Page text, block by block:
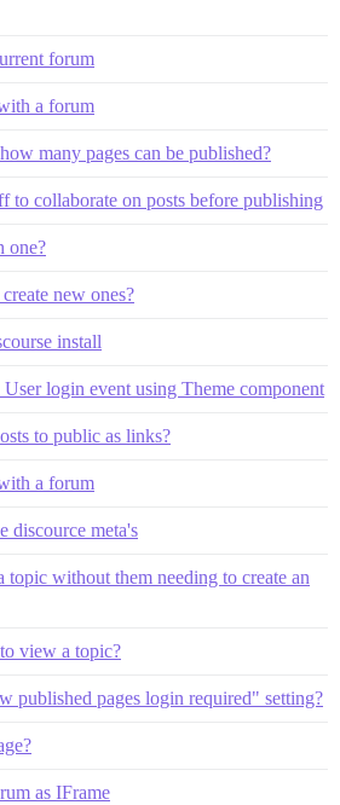
forum
a forum
many pages can be published?
to collaborate on posts before publishing
one?
new ones?
install
login event using Theme component
to public as links?
a forum
discource meta's
without them needing to create an
view a topic?
published pages login required" setting?
as IFrame